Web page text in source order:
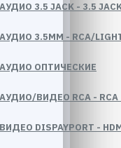
3.5 JACK - 3.5
3.5ММ - RCA/
ОПТИЧЕСКИЕ
ВИДЕО RCA - RCA
DISPAYPORT -